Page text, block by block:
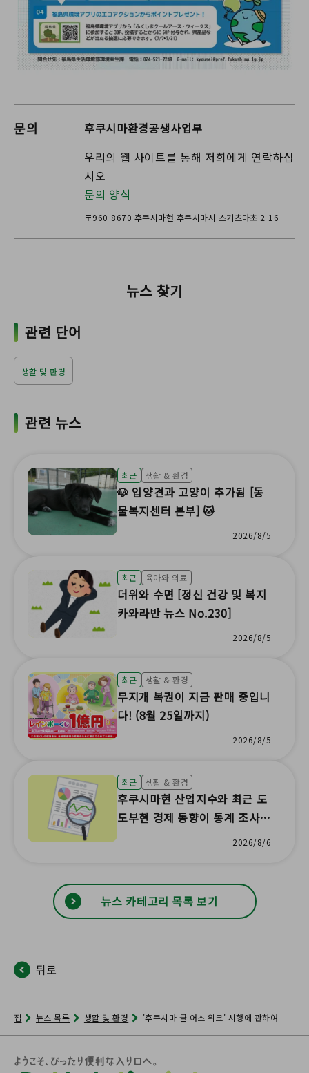
문의
후쿠시마환경공생사업부
우리의 웹 사이트를 통해 저희에게 연락하십
시오
문의 양식
〒960-8670 후쿠시마현 후쿠시마시 스기츠마초 2-16
뉴스 찾기
관련 단어
생활 및 환경
관련 뉴스
최근 생활 & 환경
🐶 입양견과 고양이 추가됨 [동
물복지센터 본부] 🐱
2026/8/5
최근 육아와 의료
더위와 수면 [정신 건강 및 복지
카와라반 뉴스 No.230]
2026/8/5
최근 생활 & 환경
무지개 복권이 지금 판매 중입니
다! (8월 25일까지)
2026/8/5
최근 생활 & 환경
후쿠시마현 산업지수와 최근 도
도부현 경제 동향이 통계 조사
결과로 업데이트되었습니다!2026/8/6
뉴스 카테고리 목록 보기
뒤로
집 뉴스 목록 생활 및 환경 '후쿠시마 쿨 어스 위크' 시행에 관하여